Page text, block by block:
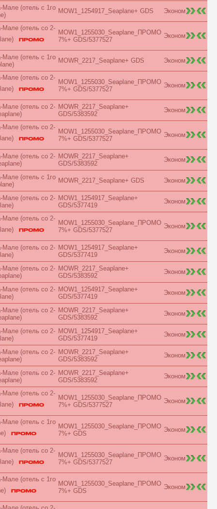
Private
Promo
Reserve
Residence
ROH
Rooftop
Royal
Sea
SPA
Spa Bath
Standard
Street View
Studio
Sunrise
Sunset
Superior
Terrace
Townhouse
Upper Floor
Villa
VIP
Апартаменты
Балкон
Бизнес
Бунгало
Вид во двор
Вид на город
Вид на горы
Вид на море
Вид на парк
Вид на реку
Вид на сад
Вилла
Делюкс
Джуниор Сьют
Домик
Евролюкс
каюта
Комфорт
Коттедж
Люкс
Мансарда
Пентхаус
Полулюкс
Представительский
Президентский
Премиум
Премьер
Привилегия
Стандарт
Студия
Супериор
(отель с 1го MOW1_1254917_Seaplane+ GDS Эконом
(отель со 2-
MOW1_1255030_Seaplane_ПРОМО
7%+ GDS/5377527
Эконом
(отель с 1го MOWR_2217_Seaplane+ GDS Эконом
(отель со 2-
MOW1_1255030_Seaplane_ПРОМО
7%+ GDS/5377527
Эконом
(отель со 2- MOWR_2217_Seaplane+
GDS/5383592
Эконом
(отель со 2-
MOW1_1255030_Seaplane_ПРОМО
7%+ GDS/5377527
Эконом
(отель со 2- MOWR_2217_Seaplane+
GDS/5383592
Эконом
(отель с 1го MOWR_2217_Seaplane+ GDS Эконом
(отель со 2- MOW1_1254917_Seaplane+
GDS/5377419
Эконом
(отель со 2-
MOW1_1255030_Seaplane_ПРОМО
7%+ GDS/5377527
Эконом
(отель со 2- MOW1_1254917_Seaplane+
GDS/5377419
Эконом
(отель со 2- MOWR_2217_Seaplane+
GDS/5383592
Эконом
(отель со 2- MOW1_1254917_Seaplane+
GDS/5377419
Эконом
(отель со 2- MOWR_2217_Seaplane+
GDS/5383592
Эконом
(отель со 2- MOW1_1254917_Seaplane+
GDS/5377419
Эконом
(отель со 2- MOWR_2217_Seaplane+
GDS/5383592
Эконом
(отель со 2- MOWR_2217_Seaplane+
GDS/5383592
Эконом
(отель со 2-
MOW1_1255030_Seaplane_ПРОМО
7%+ GDS/5377527
Эконом
(отель с 1го
MOW1_1255030_Seaplane_ПРОМО
7%+ GDS
Эконом
(отель со 2-
MOW1_1255030_Seaplane_ПРОМО
7%+ GDS/5377527
Эконом
(отель с 1го
MOW1_1255030_Seaplane_ПРОМО
7%+ GDS
Эконом